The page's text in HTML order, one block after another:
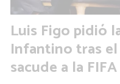
Luis Figo pidió
Infantino tras
sacude a la FIFA